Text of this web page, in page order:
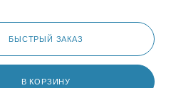
БЫСТРЫЙ ЗАКАЗ
В КОРЗИНУ